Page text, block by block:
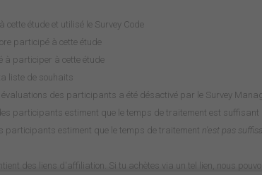
cette étude et utilisé le Survey Code
participé à cette étude
à participer à cette étude
liste de souhaits
des participants a été désactivé par le Survey
participants estiment que le temps de traitement est suffisant
participants estiment que le temps de traitement n'est pas
des liens d'affiliation. Si tu achètes via un tel lien, nous